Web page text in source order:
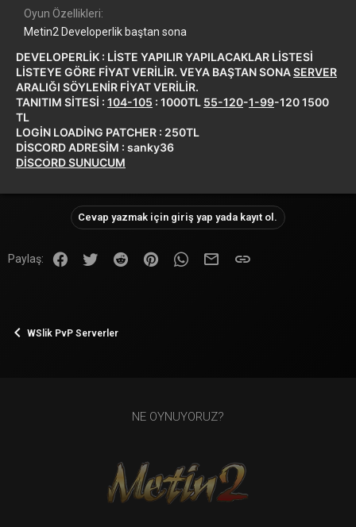
Oyun Özellikleri
Metin2 Developerlik baştan sona
DEVELOPERLİK : LİSTE YAPILIR YAPILACAKLAR LİSTESİ
LİSTEYE GÖRE FİYAT VERİLİR. VEYA BAŞTAN SONASERVER
ARALIĞI SÖYLENİR FİYAT VERİLİR.
TANITIM SİTESİ : 104-105 : 1000TL 55-120-1-99-120 1500
TL
LOGİN LOADİNG PATCHER : 250TL
DİSCORD ADRESİM : sanky36
DİSCORD SUNUCUM
Cevap yazmak için giriş yap yada kayıt ol.
Paylaş: FacebookTwitter Reddit PinterestWhatsApp
E-posta
WSlik PvP Serverler
NE OYNUYORUZ?